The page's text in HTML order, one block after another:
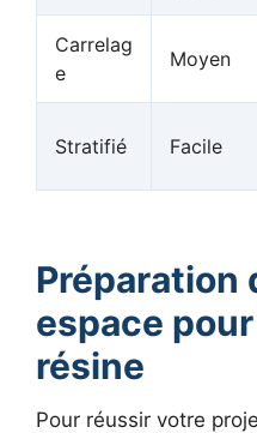
Carrelag
e
Moyen
Stratifié Facile
Préparation
espace
résine
Pour réussir votre